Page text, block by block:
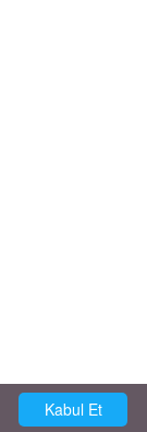
Kabul Et